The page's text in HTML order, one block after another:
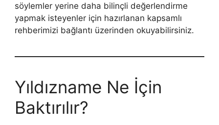
söylemler yerine daha bilinçli değerlendirme
yapmak isteyenler için hazırlanan kapsamlı
rehberimizi bağlantı üzerinden okuyabilirsiniz.
Yıldızname Ne İçin
Baktırılır?